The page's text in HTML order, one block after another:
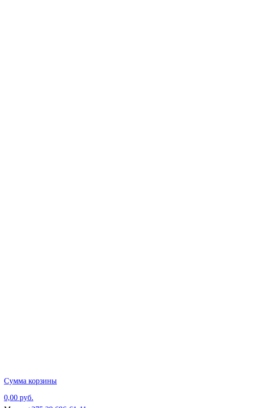
Сумма корзины
0,00 руб.